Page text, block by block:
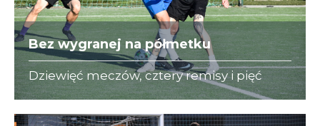
Bez wygranej na półmetku
Dziewięć meczów, cztery remisy i pięć
porażek - to bilans State Street w rundzie
wiosennej. O przełamanie złej passy
"Niebiescy" powalczą już w sierpniu